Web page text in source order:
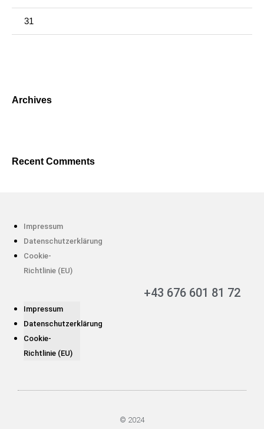
31
Archives
Recent Comments
Impressum
Datenschutzerklärung
Cookie-
Richtlinie (EU)
Impressum
Datenschutzerklärung
Cookie-
Richtlinie (EU)
+43 676 601 81 72
© 2024